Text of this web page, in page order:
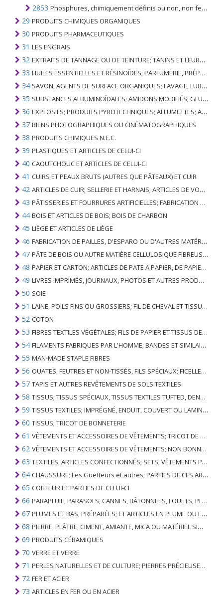
2853 Phosphures, chimiquement définis ou non, non ferrophosphorés; autres composés inorganiques n.c.a. (y compris l'eau de conductivité distillée et l'eau de pureté similaire); air liquide, gaz rares enlevés ou non; air comprimé; amalgames, non amalgames de métaux précieux
29 PRODUITS CHIMIQUES ORGANIQUES
30 PRODUITS PHARMACEUTIQUES
31 LES ENGRAIS
32 EXTRAITS DE TANNAGE OU DE TEINTURE; TANINS ET LEURS DERIVES; COLORANTS, PIGMENTS ET AUTRES MATIERES COLORANTES; PEINTURES, VERNIS; MASTIC, AUTRES MASTIQUES; ENCRES
33 HUILES ESSENTIELLES ET RÉSINOÏDES; PARFUMERIE, PRÉPARATIONS COSMÉTIQUES OU DE TOILETTE
34 SAVON, AGENTS DE SURFACE ORGANIQUES; LAVAGE, LUBRIFICATION, POLISSAGE OU PRÉPARATION À L'ÉPURATION; CIRES ARTIFICIELLES OU PRÉPARÉES, BOUGIES ET ARTICLES SIMILAIRES, PÂTES À MODÉLISER, CIRES DENTAIRES ET PRÉPARATIONS DENTAIRES À BASE DE PLÂTRE
35 SUBSTANCES ALBUMINOÏDALES; AMIDONS MODIFIÉS; GLUES; ENZYMES
36 EXPLOSIFS; PRODUITS PYROTECHNIQUES; ALLUMETTES; ALLIAGES PYROPHORIQUES; CERTAINES PRÉPARATIONS COMBUSTIBLES
37 BIENS PHOTOGRAPHIQUES OU CINÉMATOGRAPHIQUES
38 PRODUITS CHIMIQUES N.E.C.
39 PLASTIQUES ET ARTICLES DE CELUI-CI
40 CAOUTCHOUC ET ARTICLES DE CELUI-CI
41 CUIRS ET PEAUX BRUTS (AUTRES QUE PÂTEAUX) ET CUIR
42 ARTICLES DE CUIR; SELLERIE ET ​​HARNAIS; ARTICLES DE VOYAGE, SACS À MAIN ET RÉCIPIENTS ANALOGUES; ARTICLES DE GUT ANIMAL (AUTRE QUE GUT DE SOIE-VERT)
43 PÂTISSERIES ET FOURRURES ARTIFICIELLES; FABRICATION DE CELLES-CI
44 BOIS ET ARTICLES DE BOIS; BOIS DE CHARBON
45 LIÈGE ET ARTICLES DE LIÈGE
46 FABRICATION DE PAILLES, D'ESPARO OU D'AUTRES MATÉRIAUX DE COULÉE; BASKETWARE ET WICKERWORK
47 PÂTE DE BOIS OU AUTRE MATIÈRE CELLULOSIQUE FIBREUSE; PAPIER OU CARTON RÉCUPÉRÉ (DÉCHETS ET DÉCHETS)
48 PAPIER ET CARTON; ARTICLES DE PATE A PAPIER, DE PAPIER OU DE CARTON
49 LIVRES IMPRIMÉS, JOURNAUX, PHOTOS ET AUTRES PRODUITS DE L'INDUSTRIE DE L'IMPRIMERIE; MANUSCRITS, TYPESCRIPTS ET PLANS
50 SOIE
51 LAINE, POILS FINS OU GROSSIERS; FIL DE CHEVAL ET TISSU TISSÉ
52 COTON
53 FIBRES TEXTILES VÉGÉTALES; FILS DE PAPIER ET TISSUS DE FILS DE PAPIER
54 FILAMENTS FABRIQUES PAR L'HOMME; BANDES ET SIMILAIRES DE MATIERES TEXTILES SYNTHETIQUES
55 MAN-MADE STAPLE FIBRES
56 OUATES, FEUTRES ET NON-TISSÉS, FILS SPÉCIAUX; FICELLES, CORDES, CORDES, CÂBLES ET ARTICLES ASSOCIÉS
57 TAPIS ET AUTRES REVÊTEMENTS DE SOLS TEXTILES
58 TISSUS; TISSUS SPÉCIAUX, TISSUS TEXTILES TUFTED, DENTELLE, TAPISSERIES, GARNITURES, BRODERIES
59 TISSUS TEXTILES; IMPRÉGNÉ, ENDUIT, COUVERT OU LAMINÉ; ARTICLES TEXTILES D'UN TYPE ADAPTÉ À L'USAGE INDUSTRIEL
60 TISSUS; TRICOT DE BONNETERIE
61 VÊTEMENTS ET ACCESSOIRES DE VÊTEMENTS; TRICOT DE BONNETERIE
62 VÊTEMENTS ET ACCESSOIRES DE VÊTEMENTS; NON BONNETERIE
63 TEXTILES, ARTICLES CONFECTIONNÉS; SETS; VÊTEMENTS PORTÉS ET ARTICLES TEXTILES USÉS; RAGS
64 CHAUSSURE; Les Guetteurs et autres; PARTIES DE CES ARTICLES
65 COIFFEUR ET PARTIES DE CELUI-CI
66 PARAPLUIE, PARASOLS, CANNES, BÂTONNETS, FOUETS, PLANTES DE CONDUITE; ET LEURS PARTIES
67 PLUMES ET BAS, PRÉPARÉES; ET ARTICLES EN PLUME OU EN BAS; FLEURS ARTIFICIELLES; ARTICLES DE CHEVEUX HUMAINS
68 PIERRE, PLÂTRE, CIMENT, AMIANTE, MICA OU MATÉRIEL SIMILAIRE; ARTICLES DE CELUI-CI
69 PRODUITS CÉRAMIQUES
70 VERRE ET VERRE
71 PERLES NATURELLES ET DE CULTURE; PIERRES PRÉCIEUSES, SEMI-PRÉCIEUSES; MÉTAUX PRÉCIEUX, PLAQUÉS OU DOUBLÉS DE MÉTAUX PRÉCIEUX ET OUVRAGES EN CES MATIÈRES; IMITATION BIJOUTERIE; PIÈCE DE MONNAIE
72 FER ET ACIER
73 ARTICLES EN FER OU EN ACIER